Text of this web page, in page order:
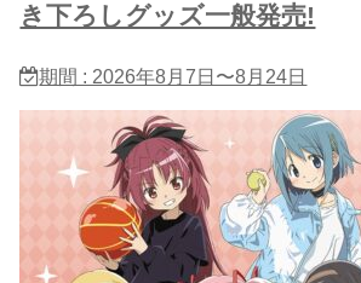
き下ろしグッズ一般発売!
期間 : 2026年8月7日〜8月24日